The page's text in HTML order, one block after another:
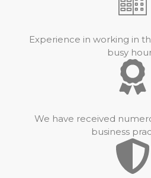
Experience in working in
busy
We have received
business